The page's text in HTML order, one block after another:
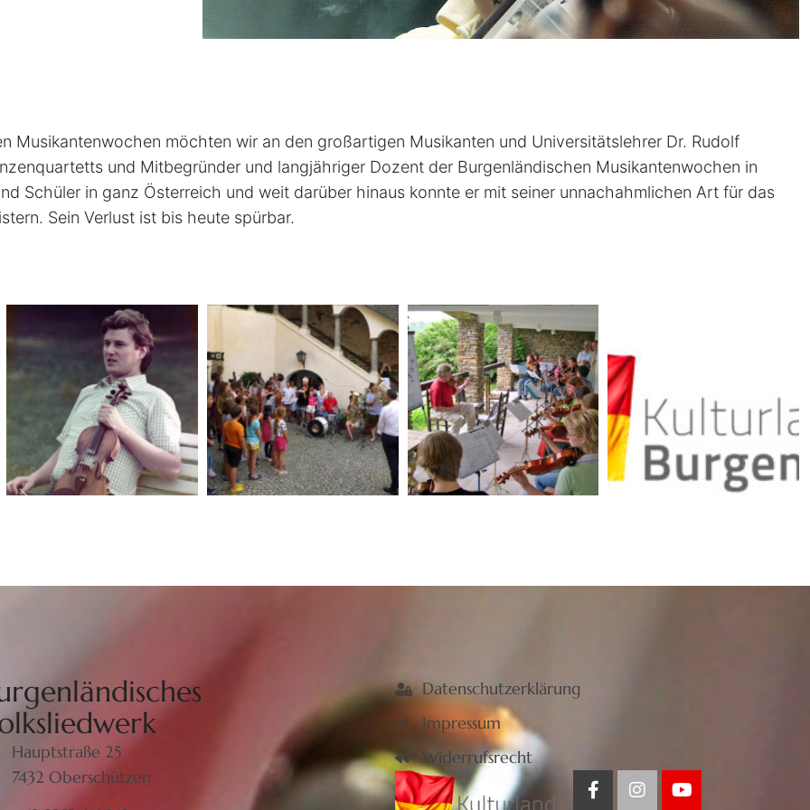
Musikantenwochen möchten wir an den großartigen Musikanten und Universitätslehrer Dr. Rudolf
und Mitbegründer und langjähriger Dozent der Burgenländischen Musikantenwochen in
Schüler in ganz Österreich und weit darüber hinaus konnte er mit seiner unnachahmlichen Art für das
Sein Verlust ist bis heute spürbar.
Hauptstraße 25
7432 Oberschützen
Datenschutzerklärung
Impressum
Widerrufsrecht